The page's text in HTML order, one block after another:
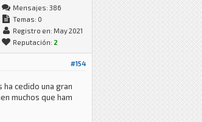
Mensajes: 386
Temas: 0
Registro en: May 2021
Reputación: 2
#154
cedido una gran
muchos que ham